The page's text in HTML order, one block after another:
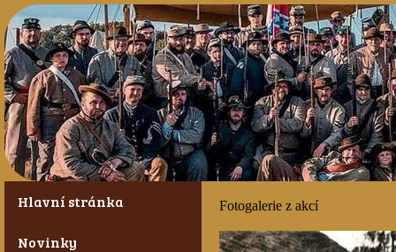
Hlavní stránka
Novinky
Fotogalerie z akcí